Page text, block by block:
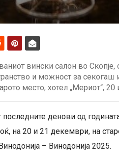
вински салон во Скопје,
и можност за секогаш
место, хотел „Мериот“,
денови од
на 20 и 21 декември, на
– Винодонија 2025.